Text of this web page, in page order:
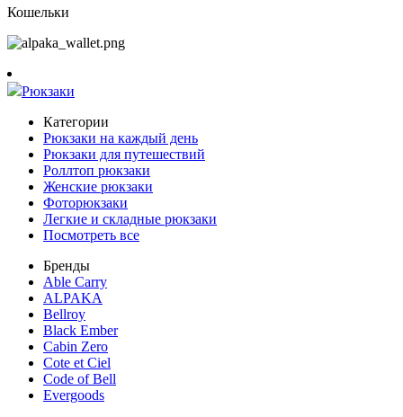
Кошельки
Рюкзаки
Категории
Рюкзаки на каждый день
Рюкзаки для путешествий
Роллтоп рюкзаки
Женские рюкзаки
Фоторюкзаки
Легкие и складные рюкзаки
Посмотреть все
Бренды
Able Carry
ALPAKA
Bellroy
Black Ember
Cabin Zero
Cote et Ciel
Code of Bell
Evergoods